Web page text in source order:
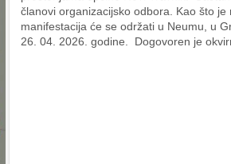
članovi organizacijsko odbora. Kao što je
manifestacija će se održati u Neumu, u
26. 04. 2026. godine. Dogovoren je